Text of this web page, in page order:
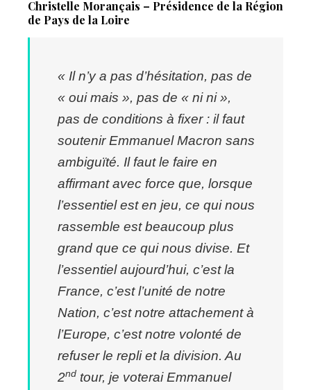
Christelle Morançais – Présidence de la Région
de Pays de la Loire
« Il n’y a pas d’hésitation, pas de
« oui mais », pas de « ni ni »,
pas de conditions à fixer : il faut
soutenir Emmanuel Macron sans
ambiguïté. Il faut le faire en
affirmant avec force que, lorsque
l’essentiel est en jeu, ce qui nous
rassemble est beaucoup plus
grand que ce qui nous divise. Et
l’essentiel aujourd’hui, c’est la
France, c’est l’unité de notre
Nation, c’est notre attachement à
l’Europe, c’est notre volonté de
refuser le repli et la division. Au
2nd tour, je voterai Emmanuel